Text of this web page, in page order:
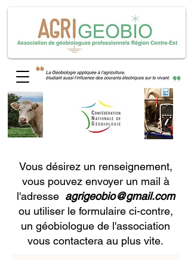
Vous désirez un renseignement,
vous pouvez envoyer un mail à
l'adresse agrigeobio@gmail.com
ou utiliser le formulaire ci-contre,
un géobiologue de l'association
vous contactera au plus vite.